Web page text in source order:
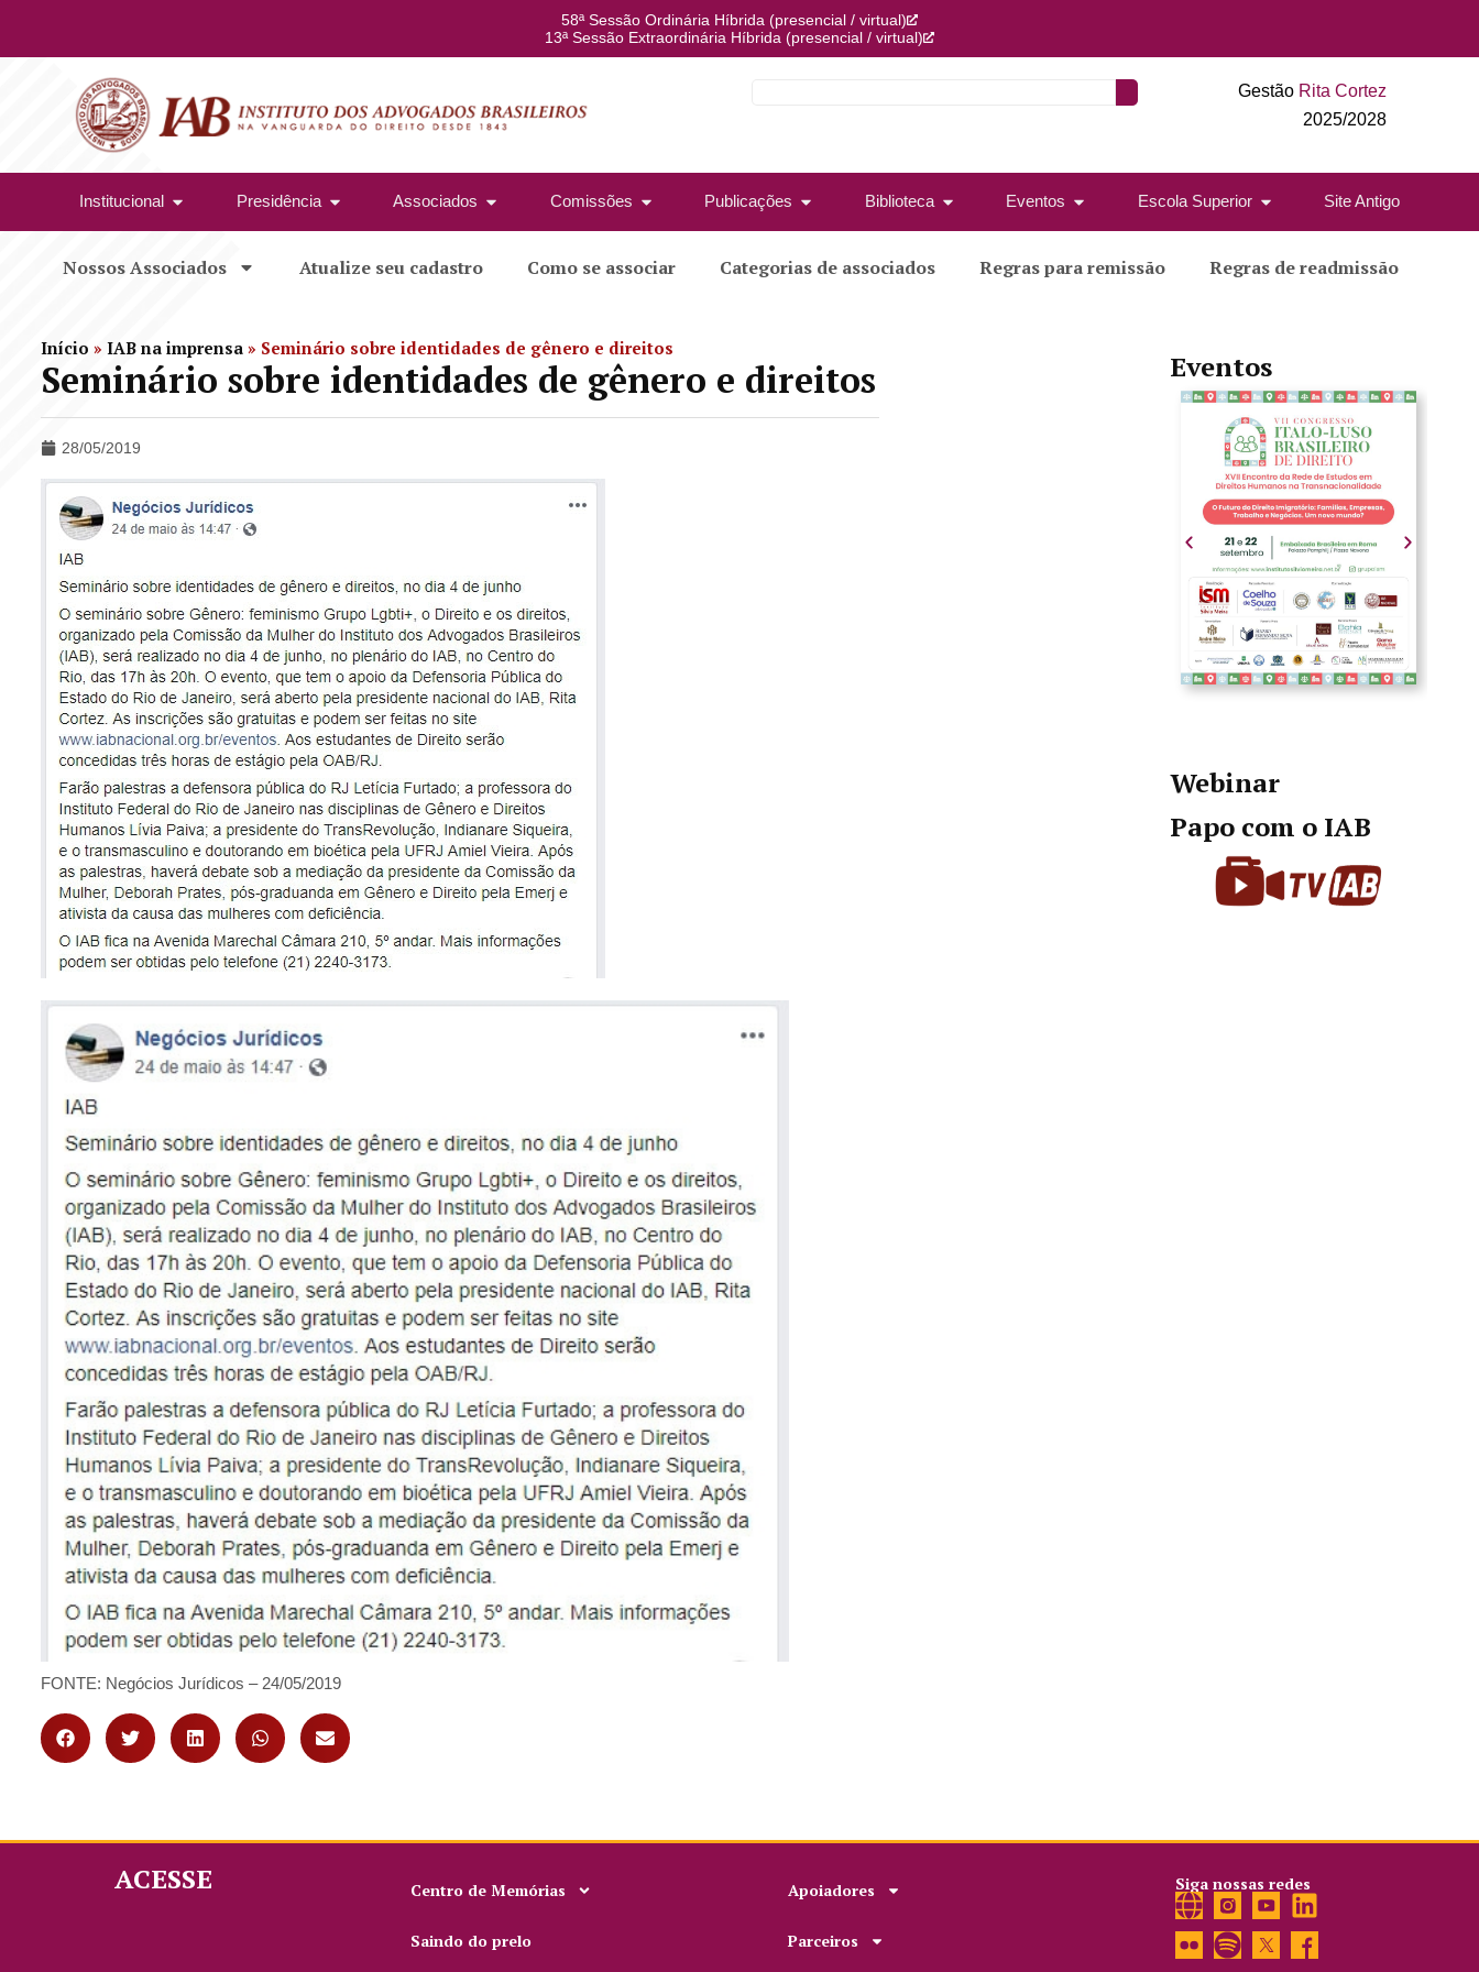
58ª Sessão Ordinária Híbrida (presencial / virtual)
13ª Sessão Extraordinária Híbrida (presencial / virtual)
Gestão Rita Cortez
2025/2028
Institucional Presidência Associados Comissões Publicações Biblioteca Eventos Escola Superior Site Antigo
Nossos Associados Atualize seu cadastro Como se associar Categorias de associados Regras para remissão Regras de readmissão
Início » IAB na imprensa » Seminário sobre identidades de gênero e direitos
Seminário sobre identidades de gênero e direitos
28/05/2019
FONTE: Negócios Jurídicos – 24/05/2019
Eventos
Webinar
Papo com o IAB
ACESSE Centro de Memórias
Saindo do prelo
Apoiadores
Parceiros
Siga nossas redes